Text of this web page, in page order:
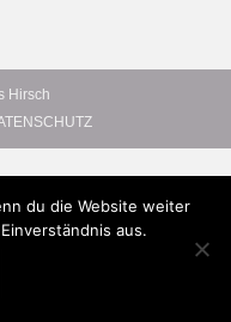
Hirsch
du die Website weiter
aus.